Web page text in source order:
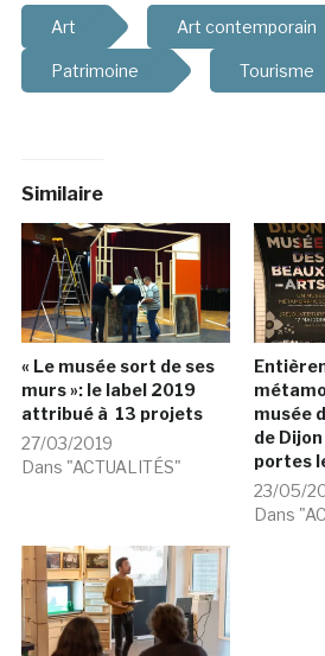
Art Art contemporain
Patrimoine Tourisme
Similaire
« Le musée sort de ses
murs »: le label 2019
attribué à 13 projets
27/03/2019
Dans "ACTUALITÉS"
musée
de
portes
23/05/
Dans